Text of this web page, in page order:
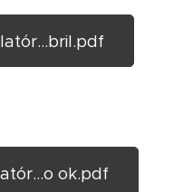
ok.pdf